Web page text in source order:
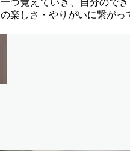
の楽しさ・やりがいに繋がっ